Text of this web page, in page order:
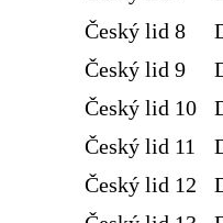
Český lid 8
Český lid 9
Český lid 10
Český lid 11
Český lid 12